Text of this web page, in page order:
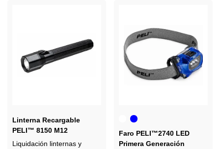
Linterna Recargable
PELI™ 8150 M12
Liquidación linternas y
Blanco
Azul
Faro PELI™2740 LED
Primera Generación